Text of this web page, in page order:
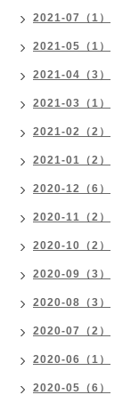
2021-07（1）
2021-05（1）
2021-04（3）
2021-03（1）
2021-02（2）
2021-01（2）
2020-12（6）
2020-11（2）
2020-10（2）
2020-09（3）
2020-08（3）
2020-07（2）
2020-06（1）
2020-05（6）